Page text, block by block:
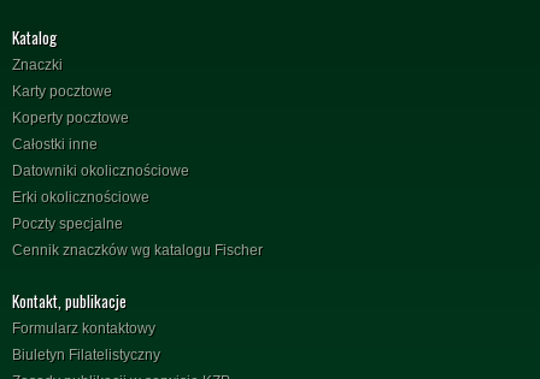
Katalog
Znaczki
Karty pocztowe
Koperty pocztowe
Całostki inne
Datowniki okolicznościowe
Erki okolicznościowe
Poczty specjalne
Cennik znaczków wg katalogu Fischer
Kontakt, publikacje
Formularz kontaktowy
Biuletyn Filatelistyczny